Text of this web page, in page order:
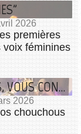
2026
premières
voix féminines
ROMAIN ET SES COWBOYS SURFERS, VOUS CONNAISSEZ ?
2026
chouchous